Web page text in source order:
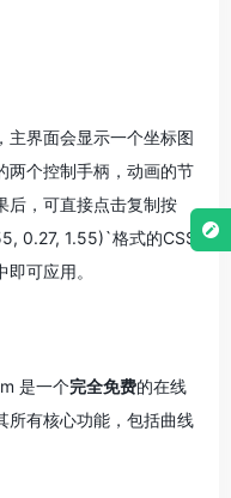
主界面会显示一个坐标图
两个控制手柄，动画的节
后，可直接点击复制按
0.27, 1.55)`格式的CSS
可应用。
是一个完全免费的在线
所有核心功能，包括曲线